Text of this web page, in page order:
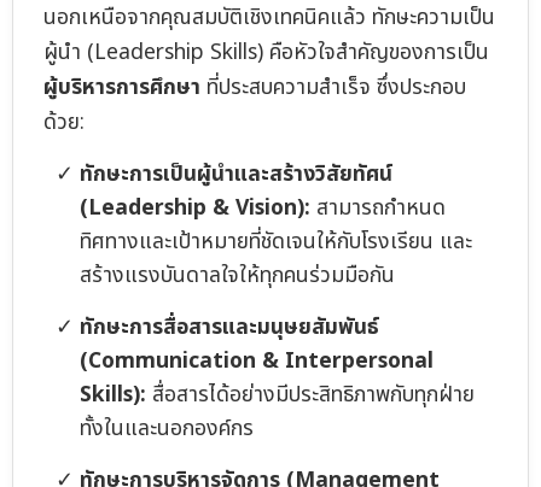
นอกเหนือจากคุณสมบัติเชิงเทคนิคแล้ว ทักษะความเป็น
ผู้นำ (Leadership Skills) คือหัวใจสำคัญของการเป็น
ผู้บริหารการศึกษา ที่ประสบความสำเร็จ ซึ่งประกอบ
ด้วย:
ทักษะการเป็นผู้นำและสร้างวิสัยทัศน์
(Leadership & Vision): สามารถกำหนด
ทิศทางและเป้าหมายที่ชัดเจนให้กับโรงเรียน และ
สร้างแรงบันดาลใจให้ทุกคนร่วมมือกัน
ทักษะการสื่อสารและมนุษยสัมพันธ์
(Communication & Interpersonal
Skills): สื่อสารได้อย่างมีประสิทธิภาพกับทุกฝ่าย
ทั้งในและนอกองค์กร
ทักษะการบริหารจัดการ (Management